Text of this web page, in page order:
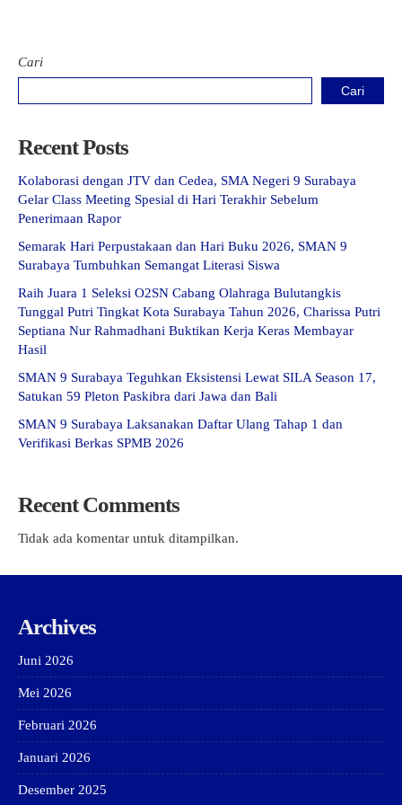
Cari
Cari
Recent Posts
Kolaborasi dengan JTV dan Cedea, SMA Negeri 9 Surabaya
Gelar Class Meeting Spesial di Hari Terakhir Sebelum
Penerimaan Rapor
Semarak Hari Perpustakaan dan Hari Buku 2026, SMAN 9
Surabaya Tumbuhkan Semangat Literasi Siswa
Raih Juara 1 Seleksi O2SN Cabang Olahraga Bulutangkis
Tunggal Putri Tingkat Kota Surabaya Tahun 2026, Charissa Putri
Septiana Nur Rahmadhani Buktikan Kerja Keras Membayar
Hasil
SMAN 9 Surabaya Teguhkan Eksistensi Lewat SILA Season 17,
Satukan 59 Pleton Paskibra dari Jawa dan Bali
SMAN 9 Surabaya Laksanakan Daftar Ulang Tahap 1 dan
Verifikasi Berkas SPMB 2026
Recent Comments
Tidak ada komentar untuk ditampilkan.
Archives
Juni 2026
Mei 2026
Februari 2026
Januari 2026
Desember 2025